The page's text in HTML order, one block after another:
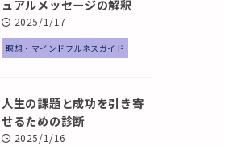
ュアルメッセージの解釈
2025/1/17
瞑想・マインドフルネスガイド
人生の課題と成功を引き寄
せるための診断
2025/1/16